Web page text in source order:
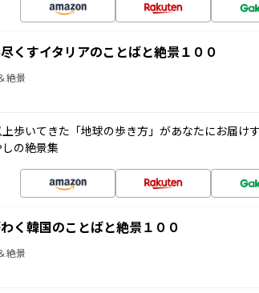
くすイタリアのことばと絶景１００
絶景
歩いてきた「地球の歩き方」があなたにお届け
の絶景集
く韓国のことばと絶景１００
絶景